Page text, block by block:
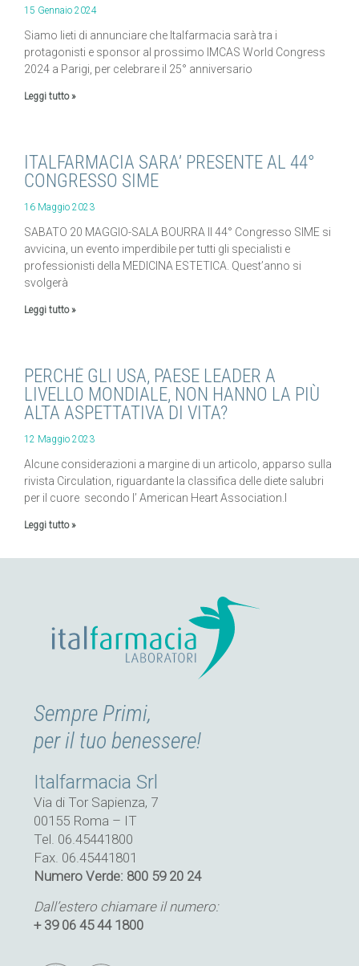
15 Gennaio 2024
Siamo lieti di annunciare che Italfarmacia sarà tra i
protagonisti e sponsor al prossimo IMCAS World Congress
2024 a Parigi, per celebrare il 25° anniversario
Leggi tutto »
ITALFARMACIA SARA’ PRESENTE AL 44°
CONGRESSO SIME
16 Maggio 2023
SABATO 20 MAGGIO-SALA BOURRA Il 44° Congresso SIME si
avvicina, un evento imperdibile per tutti gli specialisti e
professionisti della MEDICINA ESTETICA. Quest’anno si
svolgerà
Leggi tutto »
PERCHÉ GLI USA, PAESE LEADER A
LIVELLO MONDIALE, NON HANNO LA PIÙ
ALTA ASPETTATIVA DI VITA?
12 Maggio 2023
Alcune considerazioni a margine di un articolo, apparso sulla
rivista Circulation, riguardante la classifica delle diete salubri
per il cuore secondo l’ American Heart Association.I
Leggi tutto »
Sempre Primi,
per il tuo benessere!
Italfarmacia Srl
Via di Tor Sapienza, 7
00155 Roma – IT
Tel. 06.45441800
Fax. 06.45441801
Numero Verde: 800 59 20 24
Dall’estero chiamare il numero:
+ 39 06 45 44 1800